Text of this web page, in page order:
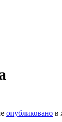
опубликовано в